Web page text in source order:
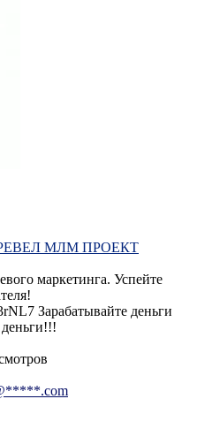
МЛМ ПРОЕКТ
маркетинга. Успейте
Зарабатывайте деньги